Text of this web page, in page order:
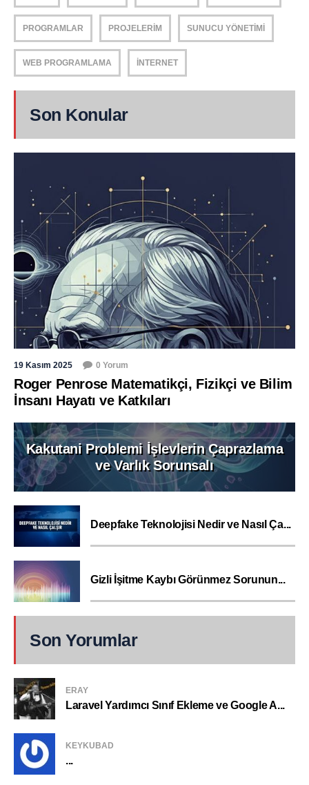
PROGRAMLAR PROJELERIM SUNUCU YÖNETIMI
WEB PROGRAMLAMA İNTERNET
Son Konular
19 Kasım 2025 0 Yorum
Roger Penrose Matematikçi, Fizikçi ve Bilim
İnsanı Hayatı ve Katkıları
Kakutani Problemi İşlevlerin Çaprazlama
ve Varlık Sorunsalı
Deepfake Teknolojisi Nedir ve Nasıl Ça...
Gizli İşitme Kaybı Görünmez Sorunun...
Son Yorumlar
ERAY
Laravel Yardımcı Sınıf Ekleme ve Google A...
KEYKUBAD
...